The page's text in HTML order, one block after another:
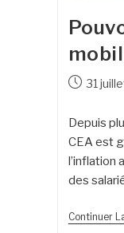
31
Depuis
CEA est
l’inflation
des
Continuer